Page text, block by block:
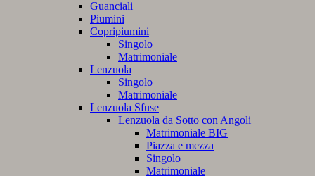
Guanciali
Piumini
Copripiumini
Singolo
Matrimoniale
Lenzuola
Singolo
Matrimoniale
Lenzuola Sfuse
Lenzuola da Sotto con Angoli
Matrimoniale BIG
Piazza e mezza
Singolo
Matrimoniale